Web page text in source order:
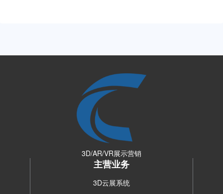
3D/AR/VR展示营销
主营业务
3D云展系统